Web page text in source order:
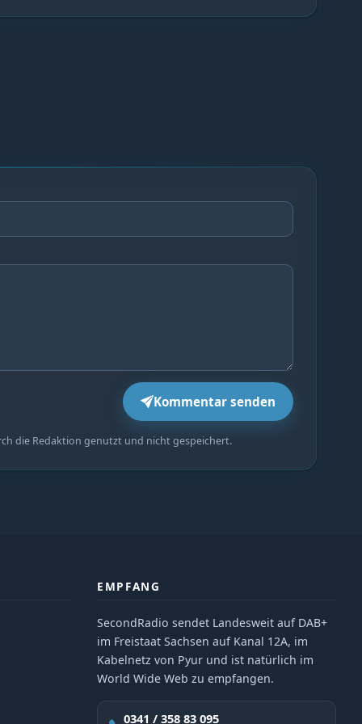
Kommentar senden
die Redaktion genutzt und nicht gespeichert.
EMPFANG
SecondRadio sendet Landesweit auf DAB+
im Freistaat Sachsen auf Kanal 12A, im
Kabelnetz von Pyur und ist natürlich im
World Wide Web zu empfangen.
0341 / 358 83 095